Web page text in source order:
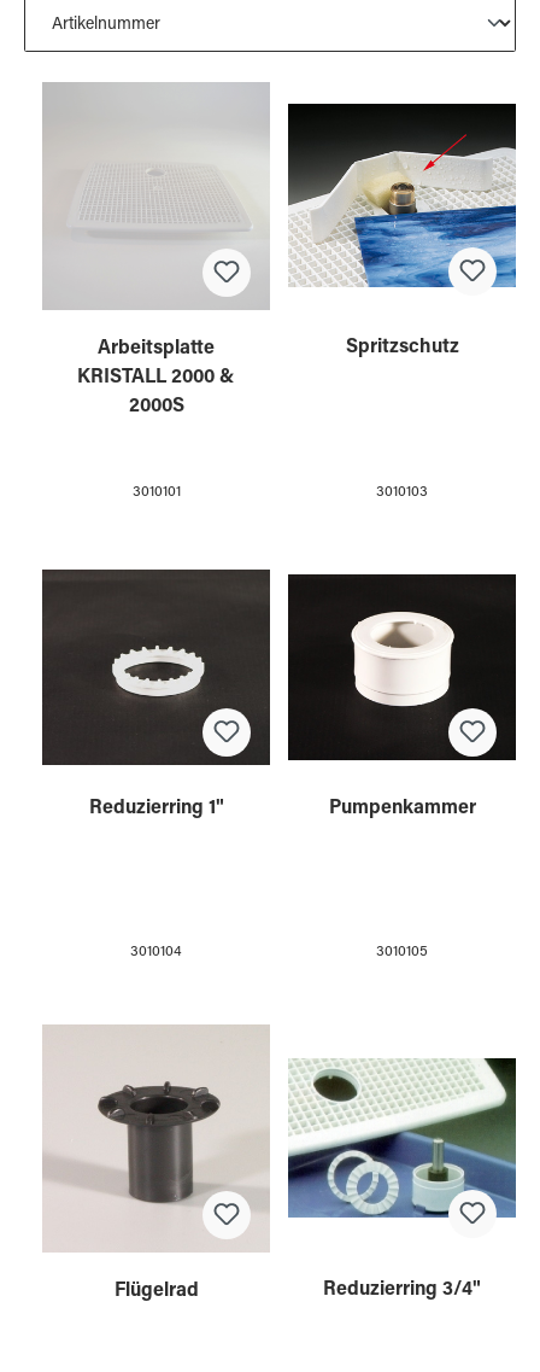
Arbeitsplatte
KRISTALL 2000 &
2000S
3010101
Spritzschutz
3010103
Reduzierring 1"
3010104
Pumpenkammer
3010105
Flügelrad Reduzierring 3/4"